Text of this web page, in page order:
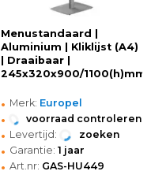
Menustandaard |
Aluminium | Kliklijst (A4)
| Draaibaar |
245x320x900/1100(h)mm
• Merk: Europel
• voorraad controleren
• Levertijd: zoeken
• Garantie: 1 jaar
• Art.nr: GAS-HU449